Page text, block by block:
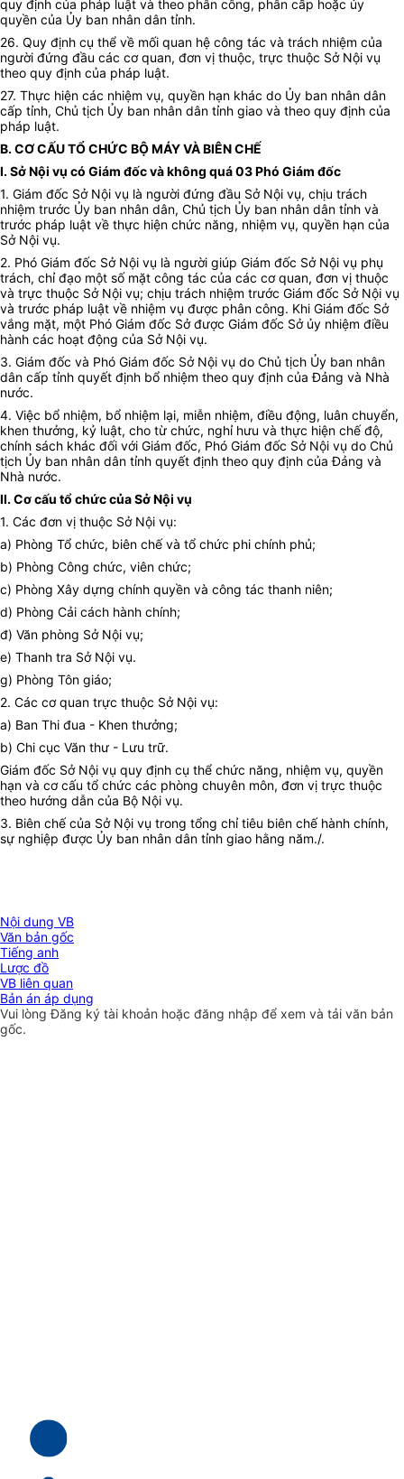
quy định của pháp luật và theo phân công, phân cấp hoặc ủy
quyền của Ủy ban nhân dân tỉnh.
26. Quy định cụ thể về mối quan hệ công tác và trách nhiệm của
người đứng đầu các cơ quan, đơn vị thuộc, trực thuộc Sở Nội vụ
theo quy định của pháp luật.
27. Thực hiện các nhiệm vụ, quyền hạn khác do Ủy ban nhân dân
cấp tỉnh, Chủ tịch Ủy ban nhân dân tỉnh giao và theo quy định của
pháp luật.
B. CƠ CẤU TỔ CHỨC BỘ MÁY VÀ BIÊN CHẾ
I. Sở Nội vụ có Giám đốc và không quá 03 Phó Giám đốc
1. Giám đốc Sở Nội vụ là người đứng đầu Sở Nội vụ, chịu trách
nhiệm trước Ủy ban nhân dân, Chủ tịch Ủy ban nhân dân tỉnh và
trước pháp luật về thực hiện chức năng, nhiệm vụ, quyền hạn của
Sở Nội vụ.
2. Phó Giám đốc Sở Nội vụ là người giúp Giám đốc Sở Nội vụ phụ
trách, chỉ đạo một số mặt công tác của các cơ quan, đơn vị thuộc
và trực thuộc Sở Nội vụ; chịu trách nhiệm trước Giám đốc Sở Nội vụ
và trước pháp luật về nhiệm vụ được phân công. Khi Giám đốc Sở
vắng mặt, một Phó Giám đốc Sở được Giám đốc Sở ủy nhiệm điều
hành các hoạt động của Sở Nội vụ.
3. Giám đốc và Phó Giám đốc Sở Nội vụ do Chủ tịch Ủy ban nhân
dân cấp tỉnh quyết định bổ nhiệm theo quy định của Đảng và Nhà
nước.
4. Việc bổ nhiệm, bổ nhiệm lại, miễn nhiệm, điều động, luân chuyển,
khen thưởng, kỷ luật, cho từ chức, nghỉ hưu và thực hiện chế độ,
chính sách khác đối với Giám đốc, Phó Giám đốc Sở Nội vụ do Chủ
tịch Ủy ban nhân dân tỉnh quyết định theo quy định của Đảng và
Nhà nước.
II. Cơ cấu tổ chức của Sở Nội vụ
1. Các đơn vị thuộc Sở Nội vụ:
a) Phòng Tổ chức, biên chế và tổ chức phi chính phủ;
b) Phòng Công chức, viên chức;
c) Phòng Xây dựng chính quyền và công tác thanh niên;
d) Phòng Cải cách hành chính;
đ) Văn phòng Sở Nội vụ;
e) Thanh tra Sở Nội vụ.
g) Phòng Tôn giáo;
2. Các cơ quan trực thuộc Sở Nội vụ:
a) Ban Thi đua - Khen thưởng;
b) Chi cục Văn thư - Lưu trữ.
Giám đốc Sở Nội vụ quy định cụ thể chức năng, nhiệm vụ, quyền
hạn và cơ cấu tổ chức các phòng chuyên môn, đơn vị trực thuộc
theo hướng dẫn của Bộ Nội vụ.
3. Biên chế của Sở Nội vụ trong tổng chỉ tiêu biên chế hành chính,
sự nghiệp được Ủy ban nhân dân tỉnh giao hằng năm./.
Nội dung VB
Văn bản gốc
Tiếng anh
Lược đồ
VB liên quan
Bản án áp dụng
Vui lòngĐăng ký tài khoản hoặc đăng nhập để xem và tải văn bản
gốc.